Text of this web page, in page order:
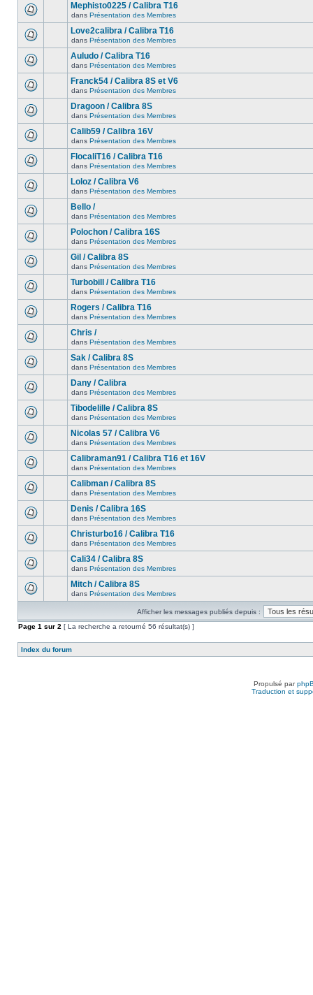
Mephisto0225 / Calibra T16
dans Présentation des Membres
Love2calibra / Calibra T16
dans Présentation des Membres
Auludo / Calibra T16
dans Présentation des Membres
Franck54 / Calibra 8S et V6
dans Présentation des Membres
Dragoon / Calibra 8S
dans Présentation des Membres
Calib59 / Calibra 16V
dans Présentation des Membres
FlocaliT16 / Calibra T16
dans Présentation des Membres
Loloz / Calibra V6
dans Présentation des Membres
Bello /
dans Présentation des Membres
Polochon / Calibra 16S
dans Présentation des Membres
Gil / Calibra 8S
dans Présentation des Membres
Turbobill / Calibra T16
dans Présentation des Membres
Rogers / Calibra T16
dans Présentation des Membres
Chris /
dans Présentation des Membres
Sak / Calibra 8S
dans Présentation des Membres
Dany / Calibra
dans Présentation des Membres
Tibodelille / Calibra 8S
dans Présentation des Membres
Nicolas 57 / Calibra V6
dans Présentation des Membres
Calibraman91 / Calibra T16 et 16V
dans Présentation des Membres
Calibman / Calibra 8S
dans Présentation des Membres
Denis / Calibra 16S
dans Présentation des Membres
Christurbo16 / Calibra T16
dans Présentation des Membres
Cali34 / Calibra 8S
dans Présentation des Membres
Mitch / Calibra 8S
dans Présentation des Membres
Afficher les messages publiés depuis :
Page 1 sur 2 [ La recherche a retourné 56 résultat(s) ]
Index du forum
Propulsé par
Traduction et